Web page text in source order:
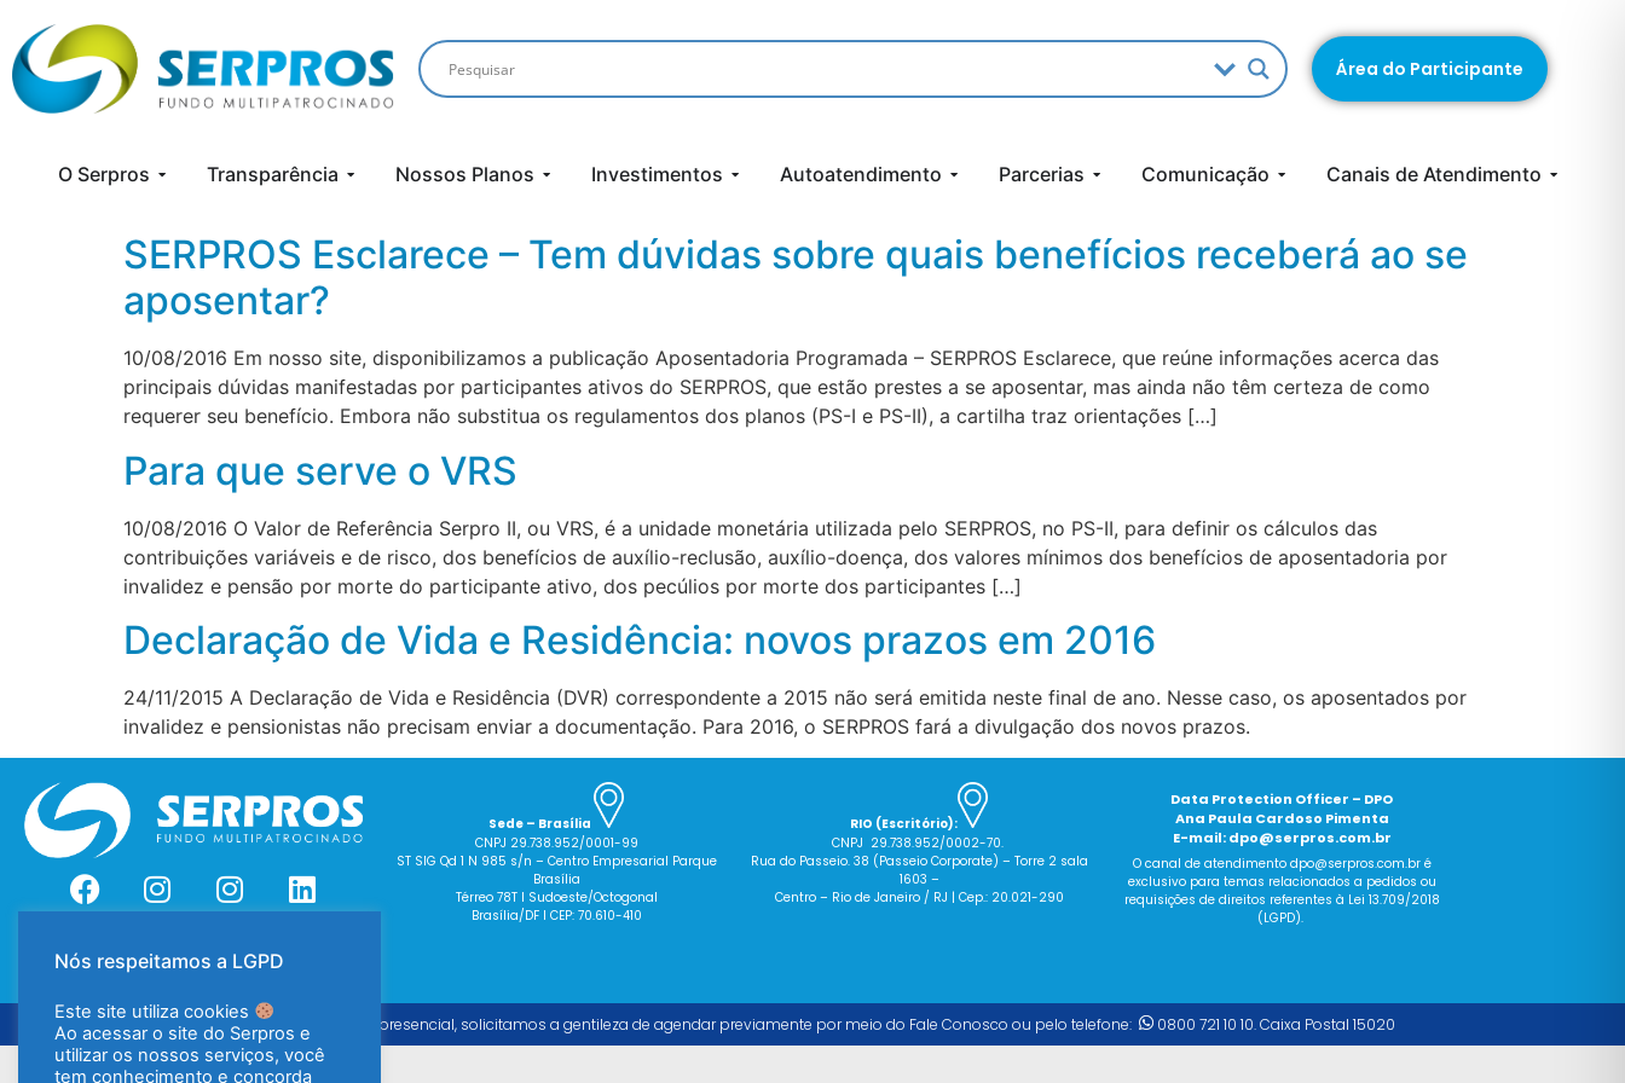
Área do Participante
O Serpros Transparência Nossos Planos Investimentos Autoatendimento Parcerias Comunicação Canais de Atendimento
SERPROS Esclarece – Tem dúvidas sobre quais benefícios receberá ao se
aposentar?
10/08/2016 Em nosso site, disponibilizamos a publicação Aposentadoria Programada – SERPROS Esclarece, que reúne informações acerca das
principais dúvidas manifestadas por participantes ativos do SERPROS, que estão prestes a se aposentar, mas ainda não têm certeza de como
requerer seu benefício. Embora não substitua os regulamentos dos planos (PS-I e PS-II), a cartilha traz orientações […]
Para que serve o VRS
10/08/2016 O Valor de Referência Serpro II, ou VRS, é a unidade monetária utilizada pelo SERPROS, no PS-II, para definir os cálculos das
contribuições variáveis e de risco, dos benefícios de auxílio-reclusão, auxílio-doença, dos valores mínimos dos benefícios de aposentadoria por
invalidez e pensão por morte do participante ativo, dos pecúlios por morte dos participantes […]
Declaração de Vida e Residência: novos prazos em 2016
24/11/2015 A Declaração de Vida e Residência (DVR) correspondente a 2015 não será emitida neste final de ano. Nesse caso, os aposentados por
invalidez e pensionistas não precisam enviar a documentação. Para 2016, o SERPROS fará a divulgação dos novos prazos.
Sede – Brasília
CNPJ 29.738.952/0001-99
ST SIG Qd 1 N 985 s/n – Centro Empresarial Parque
Brasília
Térreo 78T I Sudoeste/Octogonal
Brasília/DF I CEP: 70.610-410
RIO (Escritório):
CNPJ 29.738.952/0002-70.
Rua do Passeio. 38 (Passeio Corporate) – Torre 2 sala
1603 –
Centro – Rio de Janeiro / RJ | Cep.: 20.021-290
Data Protection Officer – DPO
Ana Paula Cardoso Pimenta
E-mail:dpo@serpros.com.br
O canal deatendimento dpo@serpros.com.br é
exclusivo para temas relacionados a pedidos ou
requisições dedireitos referentes à Lei 13.709/2018
(LGPD).
Para o atendimento presencial, solicitamos a gentileza de agendar previamente por meio do Fale Conosco ou pelo telefone: 0800 721 10 10. Caixa Postal 15020
Nós respeitamos a LGPD
Este site utiliza cookies
Ao acessar o site do Serpros e
utilizar os nossos serviços, você
tem conhecimento e concorda